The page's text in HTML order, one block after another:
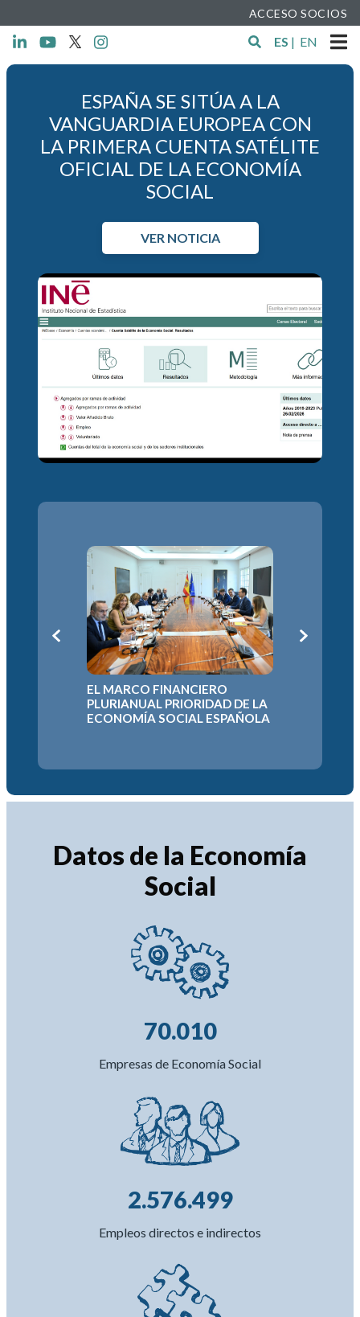
ACCESO SOCIOS
ES | EN
ESPAÑA SE SITÚA A LA
VANGUARDIA EUROPEA CON
LA PRIMERA CUENTA SATÉLITE
OFICIAL DE LA ECONOMÍA
SOCIAL
VER NOTICIA
2030
EL MARCO FINANCIERO
PLURIANUAL PRIORIDAD DE LA
ECONOMÍA SOCIAL ESPAÑOLA
Datos de la Economía
Social
70.010
Empresas de Economía Social
2.576.499
Empleos directos e indirectos